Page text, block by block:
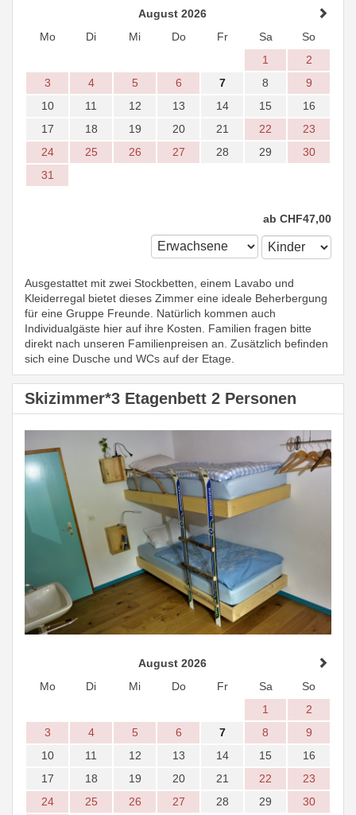
August 2026
Mo
Di Mi Do Fr Sa
So
1
2
3
4 5 6 7 8
9
10
11 12 13 14 15
16
17
18 19 20 21 22
23
24
25 26 27 28 29
30
31
ab CHF47,00
Ausgestattet mit zwei Stockbetten, einem Lavabo und
Kleiderregal bietet dieses Zimmer eine ideale Beherbergung
für eine Gruppe Freunde. Natürlich kommen auch
Individualgäste hier auf ihre Kosten. Familien fragen bitte
direkt nach unseren Familienpreisen an. Zusätzlich befinden
sich eine Dusche und WCs auf der Etage.
Skizimmer*3 Etagenbett 2 Personen
August 2026
Mo
Di Mi Do Fr Sa
So
1
2
3
4 5 6 7 8
9
10
11 12 13 14 15
16
17
18 19 20 21 22
23
24
25 26 27 28 29 30